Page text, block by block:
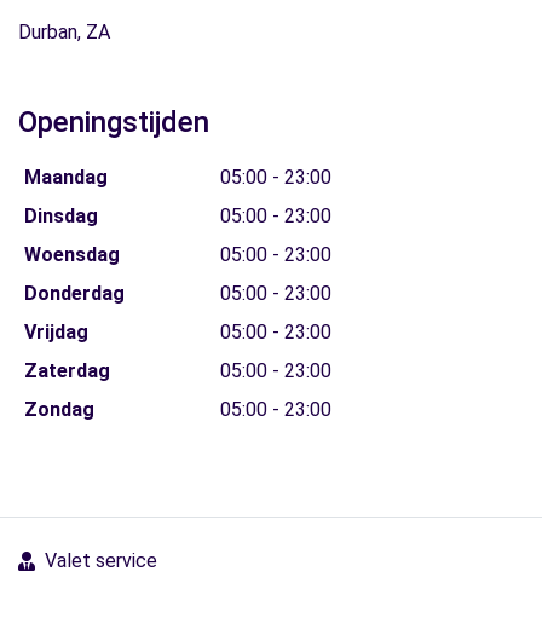
Durban, ZA
Openingstijden
Maandag
05:00 - 23:00
Dinsdag
05:00 - 23:00
Woensdag
05:00 - 23:00
Donderdag
05:00 - 23:00
Vrijdag
05:00 - 23:00
Zaterdag
05:00 - 23:00
Zondag
05:00 - 23:00
Valet service